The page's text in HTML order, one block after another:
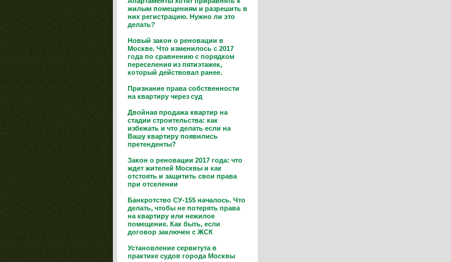
жилым помещениям и разрешить в
них регистрацию. Нужно ли это
делать?
Новый закон о реновации в
Москве. Что изменилось с 2017
года по сравнению с порядком
переселения из пятиэтажек,
который действовал ранее.
Признание права собственности
на квартиру через суд
Двойная продажа квартир на
стадии строительства: как
избежать и что делать если на
Вашу квартиру появились
претенденты?
Закон о реновации 2017 года: что
ждет жителей Москвы и как
отстоять и защитить свои права
при отселении
Банкротство СУ-155 началось. Что
делать, чтобы не потерять права
на квартиру или нежилое
помещение. Как быть, если
договор заключен с ЖСК
Установление сервитута в
практике судов города Москвы